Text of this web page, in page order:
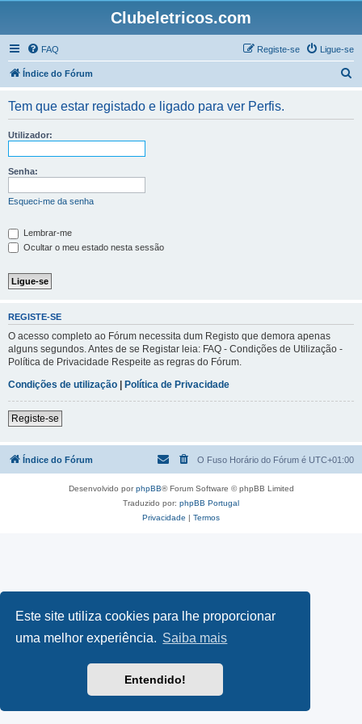
Este site utiliza cookies para lhe proporcionar
uma melhor experiência. Saiba mais
Entendido!
Clubeletricos.com
FAQ Ligue-se
Registe-se
Índice do Fórum
Tem que estar registado e ligado para ver Perfis.
Utilizador:
Senha:
Esqueci-me da senha
Lembrar-me
Ocultar o meu estado nesta sessão
REGISTE-SE
O acesso completo ao Fórum necessita dum Registo que demora apenas
alguns segundos. Antes de se Registar leia: FAQ - Condições de Utilização -
Política de Privacidade Respeite as regras do Fórum.
Condições de utilização | Política de Privacidade
Registe-se
Índice do Fórum O Fuso Horário do Fórum é UTC+01:00
Desenvolvido porphpBB® Forum Software © phpBB Limited
Traduzido por: phpBB Portugal
Privacidade | Termos